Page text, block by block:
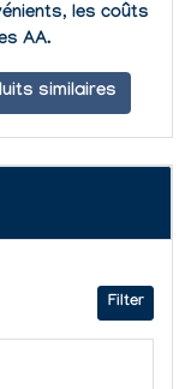
les coûts
AA.
similaires
Filter